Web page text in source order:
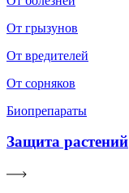
От грызунов
От вредителей
От сорняков
Биопрепараты
Защита растений